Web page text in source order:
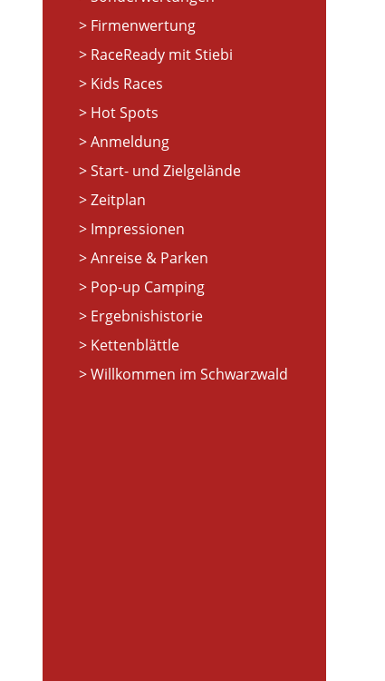
Firmenwertung
RaceReady mit Stiebi
Kids Races
Hot Spots
Anmeldung
Start- und Zielgelände
Zeitplan
Impressionen
Anreise & Parken
Pop-up Camping
Ergebnishistorie
Kettenblättle
Willkommen im Schwarzwald